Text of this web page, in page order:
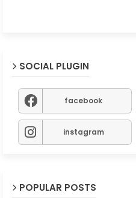
SOCIAL PLUGIN
facebook
instagram
POPULAR POSTS